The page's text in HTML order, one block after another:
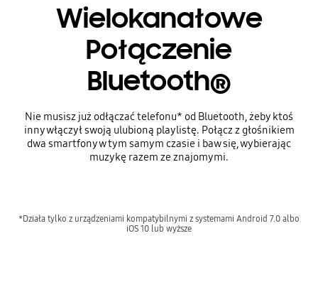
Wielokanałowe
Połączenie
Bluetooth®
Nie musisz już odłączać telefonu* od Bluetooth, żeby ktoś
inny włączył swoją ulubioną playlistę. Połącz z głośnikiem
dwa smartfony w tym samym czasie i baw się, wybierając
muzykę razem ze znajomymi.
*Działa tylko z urządzeniami kompatybilnymi z systemami Android 7.0 albo
iOS 10 lub wyższe